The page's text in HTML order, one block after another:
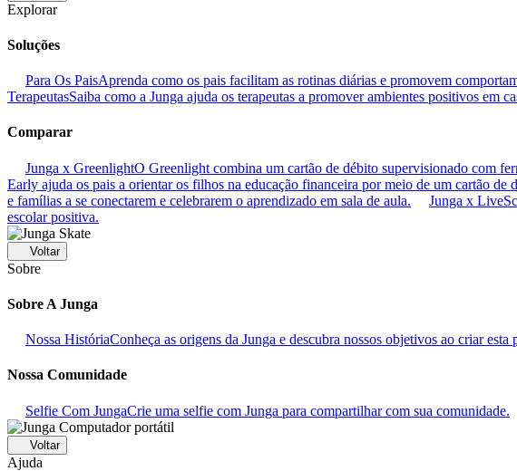
Explorar
Soluções
Para Os PaisAprenda como os pais facilitam as rotinas diárias e promovem
TerapeutasSaiba como a Junga ajuda os terapeutas a promover ambientes positivos em
Comparar
Junga x GreenlightO Greenlight combina um cartão de débito supervisionado com
Early ajuda os pais a orientar os filhos na educação financeira por meio de um cartão de
e famílias a se conectarem e celebrarem o aprendizado em sala de aula.
Junga x
escolar positiva.
Voltar
Sobre
Sobre A Junga
Nossa HistóriaConheça as origens da Junga e descubra nossos objetivos ao criar esta
Nossa Comunidade
Selfie Com JungaCrie uma selfie com Junga para compartilhar com sua comunidade.
Voltar
Ajuda